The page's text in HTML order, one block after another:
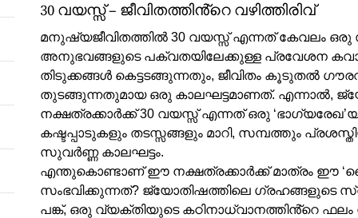
30 വയസ്സ് – ജീവിതത്തിൻ്റെ വഴിത്തിരിവ്
മനുഷ്യജീവിതത്തിൽ 30 വയസ്സ് എന്നത് കേവലം
അനുഭവങ്ങളുടെ പക്വതയിലേക്കുള്ള പ്രവേശന
തിടുക്കങ്ങൾ കെട്ടടങ്ങുന്നതും, ജീവിതം കൂടുതൽ
തുടങ്ങുന്നതുമായ ഒരു കാലഘട്ടമാണത്. എന്നാൽ,
നക്ഷത്രക്കാർക്ക് 30 വയസ്സ് എന്നത് ഒരു
കഷ്ടപ്പാടുകളും തടസ്സങ്ങളും മാറി, സമ്പത്തും
സുവർണ്ണ കാലഘട്ടം.
എന്തുകൊണ്ടാണ് ഈ നക്ഷത്രക്കാർക്ക് മാത്രം ഈ
സംഭവിക്കുന്നത്? ജ്യോതിഷത്തിലെ ഗ്രഹങ്ങളുടെ
പങ്ക്, ഒരു വ്യക്തിയുടെ കഠിനാധ്വാനത്തിൻ്റെ